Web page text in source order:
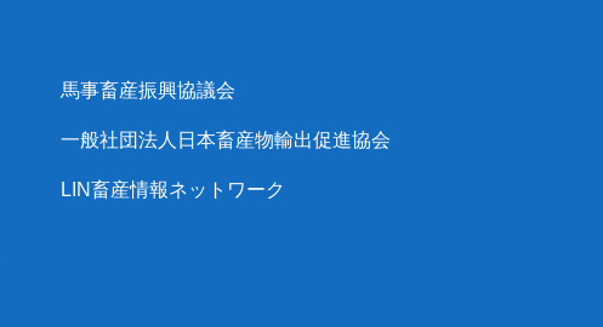
馬事畜産振興協議会
一般社団法人日本畜産物輸出促進協会
LIN畜産情報ネットワーク